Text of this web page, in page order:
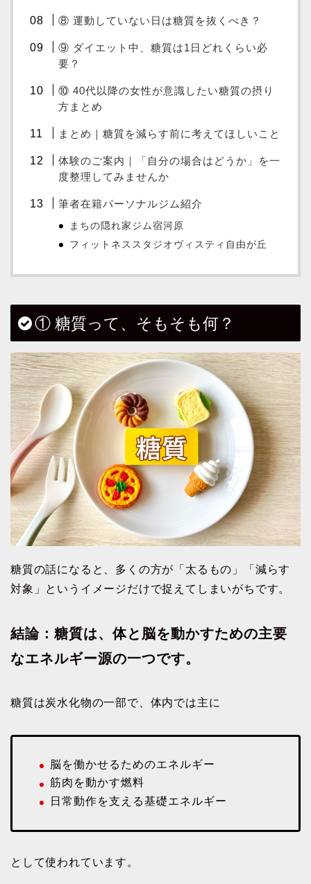
⑧ 運動していない日は糖質を抜くべき？
⑨ ダイエット中、糖質は1日どれくらい必
要？
⑩ 40代以降の女性が意識したい糖質の摂り
方まとめ
まとめ｜糖質を減らす前に考えてほしいこと
体験のご案内｜「自分の場合はどうか」を一
度整理してみませんか
筆者在籍パーソナルジム紹介
まちの隠れ家ジム宿河原
フィットネススタジオヴィスティ自由が丘
① 糖質って、そもそも何？
糖質の話になると、多くの方が「太るもの」「減らす
対象」というイメージだけで捉えてしまいがちです。
結論：糖質は、体と脳を動かすための主要
なエネルギー源の一つです。
糖質は炭水化物の一部で、体内では主に
脳を働かせるためのエネルギー
筋肉を動かす燃料
日常動作を支える基礎エネルギー
として使われています。